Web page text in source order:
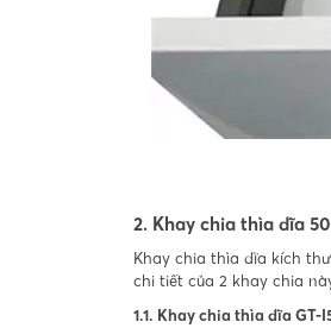
2. Khay chia thìa dĩa
Khay chia thìa dĩa kích
chi tiết của 2 khay chia
1.1. Khay chia thìa dĩa GT-